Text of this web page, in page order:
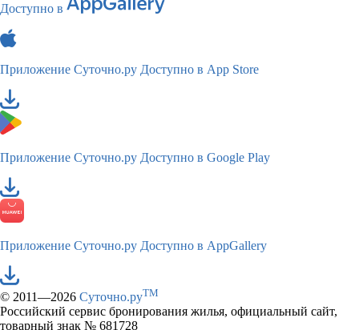
Доступно в
Приложение Суточно.ру Доступно в App Store
Приложение Суточно.ру Доступно в Google Play
Приложение Суточно.ру Доступно в AppGallery
© 2011—2026 Суточно.руTM
Российский сервис бронирования жилья, официальный сайт,
товарный знак № 681728